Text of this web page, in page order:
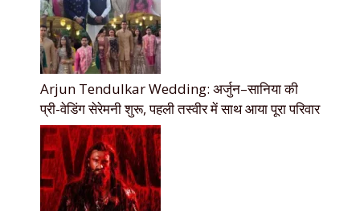
Arjun Tendulkar Wedding: अर्जुन–सानिया की
प्री-वेडिंग सेरेमनी शुरू, पहली तस्वीर में साथ आया पूरा परिवार